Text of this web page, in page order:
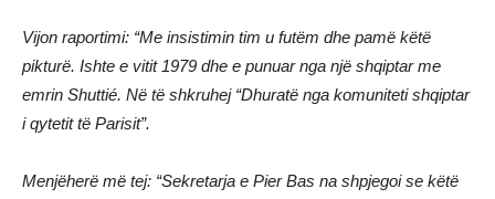
Vijon raportimi: “Me insistimin tim u futëm dhe pamë këtë
pikturë. Ishte e vitit 1979 dhe e punuar nga një shqiptar me
emrin Shuttié. Në të shkruhej “Dhuratë nga komuniteti shqiptar
i qytetit të Parisit”.
Menjëherë më tej: “Sekretarja e Pier Bas na shpjegoi se këtë